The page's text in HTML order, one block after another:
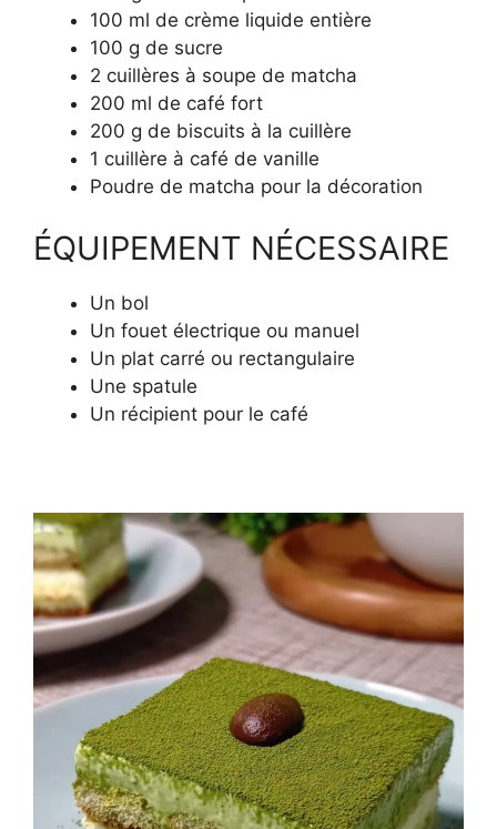
100 ml de crème liquide entière
100 g de sucre
2 cuillères à soupe de matcha
200 ml de café fort
200 g de biscuits à la cuillère
1 cuillère à café de vanille
Poudre de matcha pour la décoration
ÉQUIPEMENT NÉCESSAIRE
Un bol
Un fouet électrique ou manuel
Un plat carré ou rectangulaire
Une spatule
Un récipient pour le café